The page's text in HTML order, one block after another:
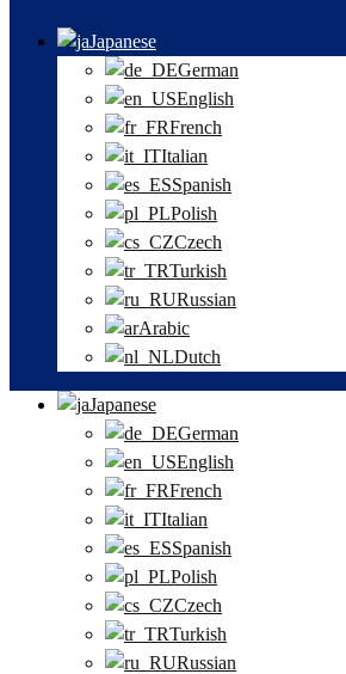
Japanese
German
English
French
Italian
Spanish
Polish
Czech
Turkish
Russian
Arabic
Dutch
Japanese
German
English
French
Italian
Spanish
Polish
Czech
Turkish
Russian